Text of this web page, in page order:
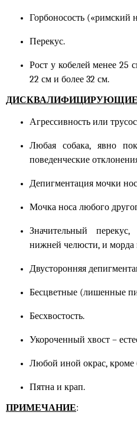
Горбоносость («римский
Перекус.
Рост у кобелей менее 25
22 см и более 32 см.
Агрессивность или
Любая собака, явно
поведенческие
Депигментация мочки
Мочка носа любого
Значительный
нижней челюсти, и
Двусторонняя
Бесцветные (лишенные
Бесхвостость.
Укороченный хвост –
Любой иной окрас, кроме
Пятна и крап.
ПРИМЕЧАНИЕ: